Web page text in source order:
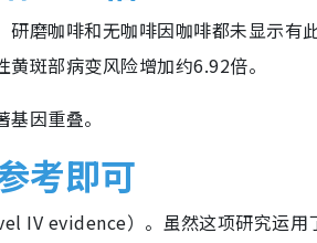
磨咖啡和无咖啡因咖啡都未显示有
斑部病变风险增加约6.92倍。
因重叠。
考即可
IV evidence）。虽然这项研究运用